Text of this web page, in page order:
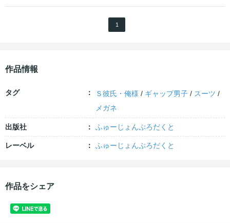
1
作品情報
タグ Ｓ彼氏・俺様 / ギャップ男子 / スーツ /
メガネ
出版社 ふゅーじょんぷろだくと
レーベル ふゅーじょんぷろだくと
作品をシェア